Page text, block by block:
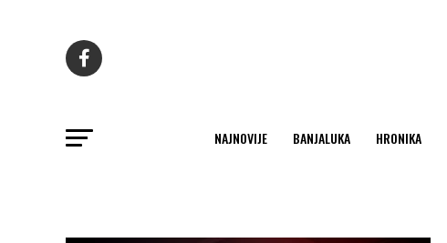
NAJNOVIJE BANJALUKA HRONIKA